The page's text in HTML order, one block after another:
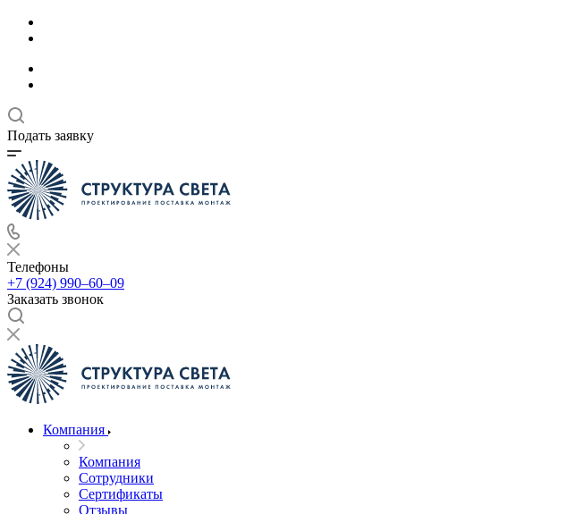
Подать заявку
Телефоны
+7 (924) 990‒60‒09
Заказать звонок
Компания
Компания
Сотрудники
Сертификаты
Отзывы